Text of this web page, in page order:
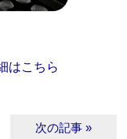
はこちら
次の記事 »